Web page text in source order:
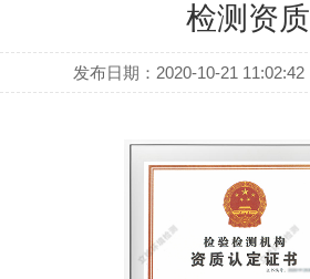
检测资质
发布日期：2020-10-21 11:02:42